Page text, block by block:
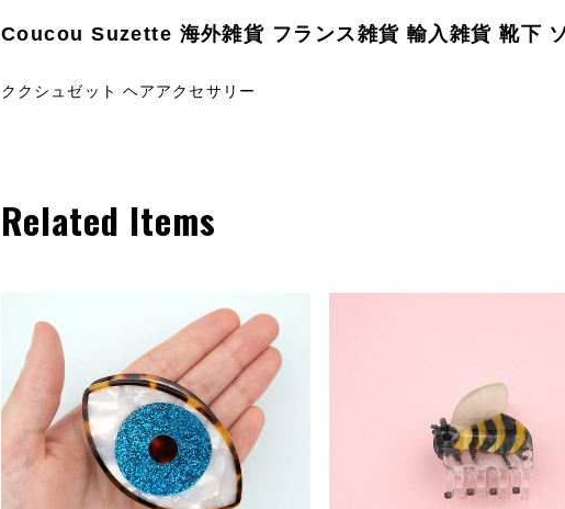
Coucou Suzette 海外雑貨 フランス雑貨 輸入雑貨 靴下
ククシュゼット ヘアアクセサリー
Related Items